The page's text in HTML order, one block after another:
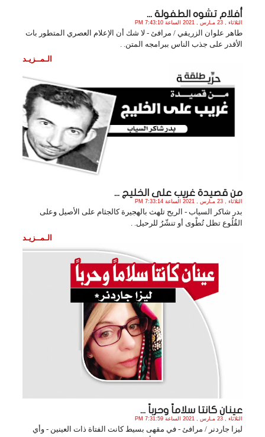
أفلام تشوه الطفولة ...
الثلاثاء , 23 مـارس , 2021 الساعة 7:43:10 PM
طاهر علوان الزريقي / مرافئ - لا شك أن الإعلام العصري المتطور بات
الأقدر على جذب الناس ببرامجه المتن. .
الـمــزيـد
من قصيدة غريب على الخليج ...
الثلاثاء , 23 مـارس , 2021 الساعة 7:33:14 PM
بدر شاكر السياب - الريح تلهث بالهجيرة كالجثام على الأصيل وعلى
القُلُوع تظل تُطْوى أو تنشّرُ للرحيل. .
الـمــزيـد
عينان كانتا سلاماً وحرباً ...
الثلاثاء , 23 مـارس , 2021 الساعة 7:31:59 PM
ليزا جاردنر / مرافئ - في مقهى بسيط كانت الفتاة ذات العينين - وأي